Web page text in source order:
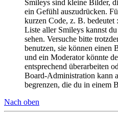
Smileys sind kleine Bilder,
ein Gefühl auszudrücken.
kurzen Code, z. B.
Liste aller Smileys kannst
sehen. Versuche bitte
benutzen, sie können einen
und ein Moderator könnte
entsprechend überarbeiten
Board-Administration kann
begrenzen, die du in einem
Nach oben